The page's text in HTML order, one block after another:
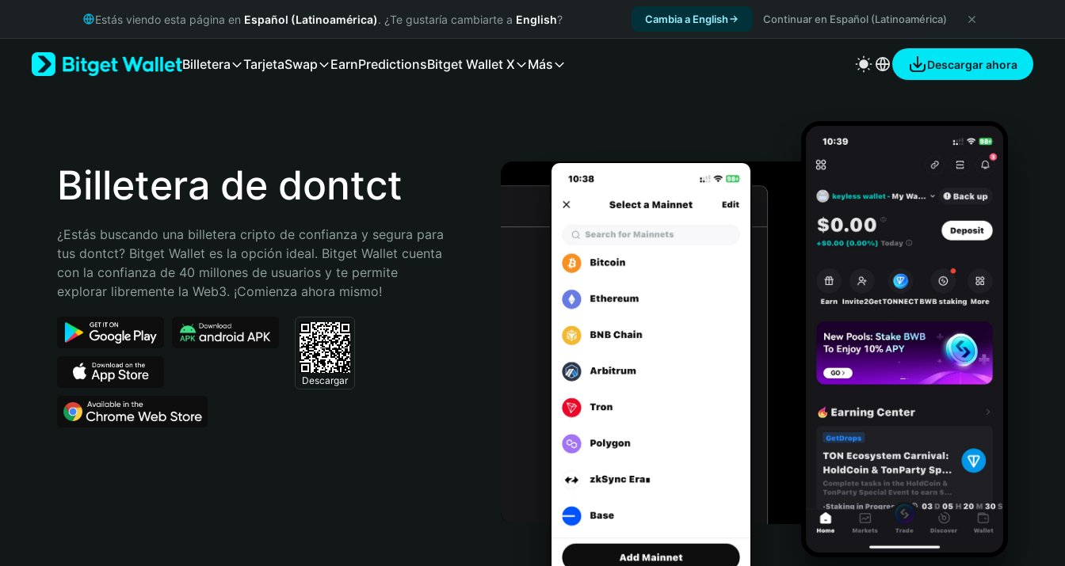
Русский
Bahasa Indonesia
Português (Brasil)
Estás viendo esta página en Español (Latinoamérica). ¿Te gustaría cambiarte a English? Cambia a English Continuar en Español (Latinoamérica)
Billetera TarjetaSwap EarnPredictionsBitget Wallet X Más Descargar ahora
Billetera de dontct
¿Estás buscando una billetera cripto de confianza y segura para
tus dontct? Bitget Wallet es la opción ideal. Bitget Wallet cuenta
con la confianza de 40 millones de usuarios y te permite
explorar libremente la Web3. ¡Comienza ahora mismo!
Descargar